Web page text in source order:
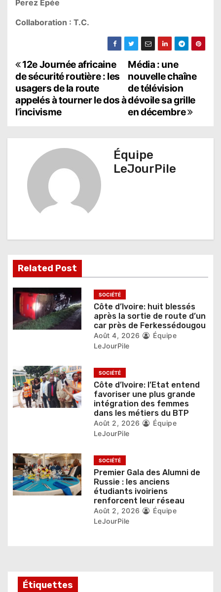
Perez Epée
Collaboration : T.C.
N
a
v
g
n
d
e
l
’
a
t
i
c
Média : une
nouvelle chaîne
de télévision
dévoile sa grille
en décembre
12e Journée africaine
de sécurité routière : les
usagers de la route
appelés à tourner le dos à
l’incivisme
Équipe
LeJourPile
Related Post
SOCIÉTÉ
Côte d’Ivoire: huit blessés
après la sortie de route d’un
car près de Ferkessédougou
Août 4, 2026
Équipe
LeJourPile
SOCIÉTÉ
Côte d’Ivoire: l’Etat entend
favoriser une plus grande
intégration des femmes
dans les métiers du BTP
Août 2, 2026
Équipe
LeJourPile
SOCIÉTÉ
Premier Gala des Alumni de
Russie : les anciens
étudiants ivoiriens
renforcent leur réseau
Août 2, 2026
Équipe
LeJourPile
Étiquettes